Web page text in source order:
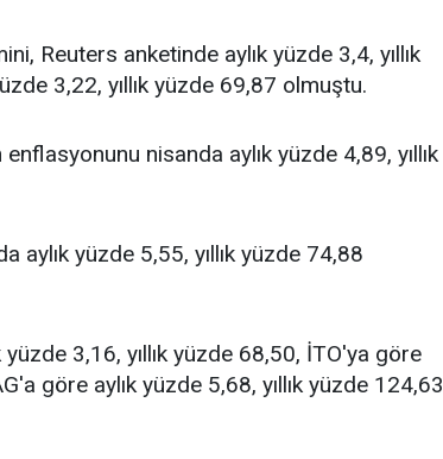
Reuters anketinde aylık yüzde 3,4, yıllık
3,22, yıllık yüzde 69,87 olmuştu.
nisanda aylık yüzde 4,89, yıllık
yüzde 5,55, yıllık yüzde 74,88
3,16, yıllık yüzde 68,50, İTO'ya göre
göre aylık yüzde 5,68, yıllık yüzde 124,63